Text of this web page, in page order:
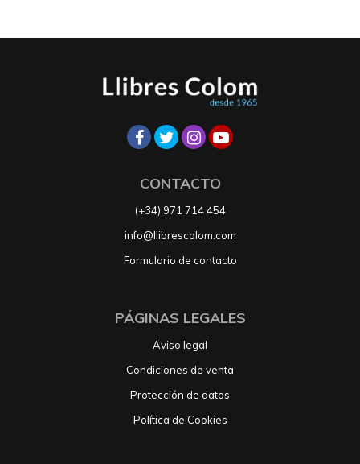
CONTACTO
(+34) 971 714 454
info@llibrescolom.com
Formulario de contacto
PÁGINAS LEGALES
Aviso legal
Condiciones de venta
Protección de datos
Política de Cookies